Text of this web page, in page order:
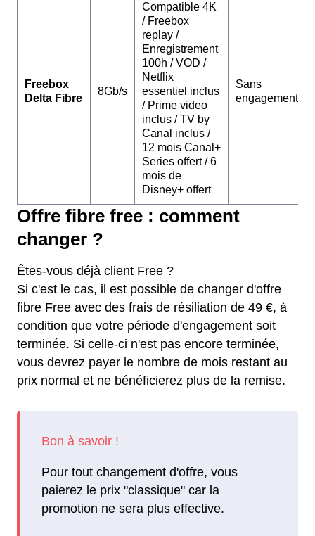
Freebox
Delta Fibre
8Gb/s
Compatible 4K
/ Freebox
replay /
Enregistrement
100h / VOD /
Netflix
essentiel inclus
/ Prime video
inclus / TV by
Canal inclus /
12 mois Canal+
Series offert / 6
mois de
Disney+ offert
Sans
engagement
Offre fibre free : comment
changer ?
Êtes-vous déjà client Free ?
Si c'est le cas, il est possible de changer d'offre
fibre Free avec des frais de résiliation de 49 €, à
condition que votre période d'engagement soit
terminée. Si celle-ci n'est pas encore terminée,
vous devrez payer le nombre de mois restant au
prix normal et ne bénéficierez plus de la remise.
Pour tout changement d'offre, vous
paierez le prix "classique" car la
promotion ne sera plus effective.